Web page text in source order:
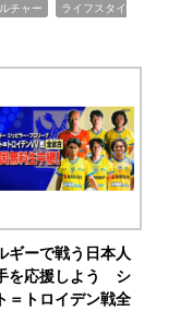
チャー
ライフスタイ
ギーで戦う日本人
を応援しよう シ
＝トロイデン戦全